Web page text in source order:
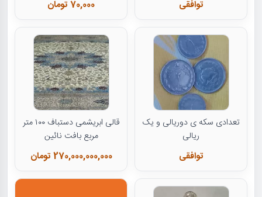
توافقی 70,000 تومان
تعدادی سکه ی دوریالی و یک
ریالی
توافقی
قالی ابریشمی دستباف ۱۰۰ متر
مربع بافت نائین
270,000,000,000 تومان